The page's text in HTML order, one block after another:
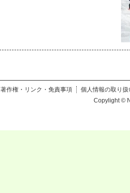
著作権・リンク・免責事項 個人情報の取り扱
Copylight ©